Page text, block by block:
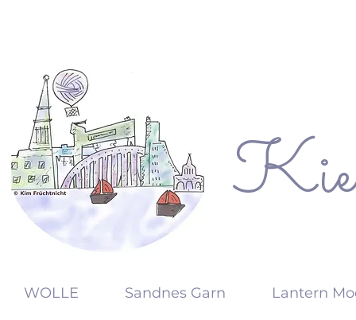
KW
WOLLE Sandnes Garn Lantern